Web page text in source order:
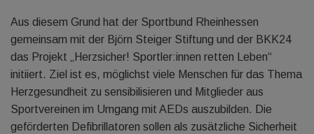
Aus diesem Grund hat der Sportbund Rheinhessen
gemeinsam mit der Björn Steiger Stiftung und der BKK24
das Projekt „Herzsicher! Sportler:innen retten Leben“
initiiert. Ziel ist es, möglichst viele Menschen für das Thema
Herzgesundheit zu sensibilisieren und Mitglieder aus
Sportvereinen im Umgang mit AEDs auszubilden. Die
geförderten Defibrillatoren sollen als zusätzliche Sicherheit